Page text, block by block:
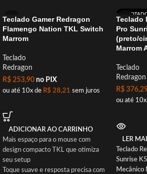
Teclado Gamer Redragon
Flamengo Nation TKL Switch
Marrom
Teclado
Redragon
R$ 253,90 no PIX
ou até 10x de R$ 28,21 sem juros
ADICIONAR AO CARRINHO
Mais espaço para o mouse com
design compacto TKL que otimiza
seu setup
Toque suave e resposta precisa com
Teclado
Pro
(preto/
Marrom
Teclado
Redragon
R$
ou até
LER
Teclado
Sunrise
Mecânico